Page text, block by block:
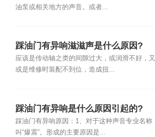
油泵或相关地方的声音。或者...
踩油门有异响滋滋声是什么原因?
应该是传动轴之类的间隙过大，或润滑不好，又
或是维修时装配不到位，造成扭...
踩油门有异响是什么原因引起的?
踩油门有异响原因：1、对于这种声音专业名称
叫“爆震”。形成的主要原因是...